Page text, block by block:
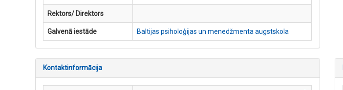
Rektors/ Direktors
Galvenā iestāde Baltijas psiholoģijas un menedžmenta augstskola
Kontaktinformācija